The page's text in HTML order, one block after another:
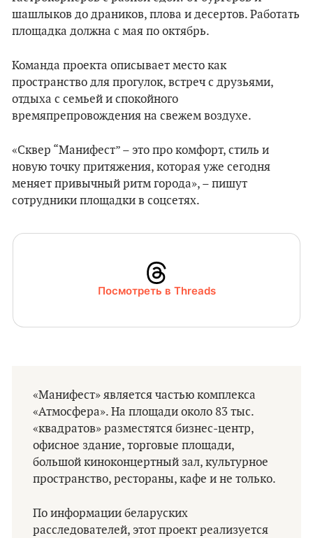
шашлыков до драников, плова и десертов. Работать
площадка должна с мая по октябрь.
Команда проекта описывает место как
пространство для прогулок, встреч с друзьями,
отдыха с семьей и спокойного
времяпрепровождения на свежем воздухе.
«Сквер “Манифест” – это про комфорт, стиль и
новую точку притяжения, которая уже сегодня
меняет привычный ритм города», – пишут
сотрудники площадки в соцсетях.
Посмотреть в Threads
«Манифест» является частью комплекса
«Атмосфера». На площади около 83 тыс.
«квадратов» разместятся бизнес-центр,
офисное здание, торговые площади,
большой киноконцертный зал, культурное
пространство, рестораны, кафе и не только.
По информации беларуских
расследователей, этот проект реализуется